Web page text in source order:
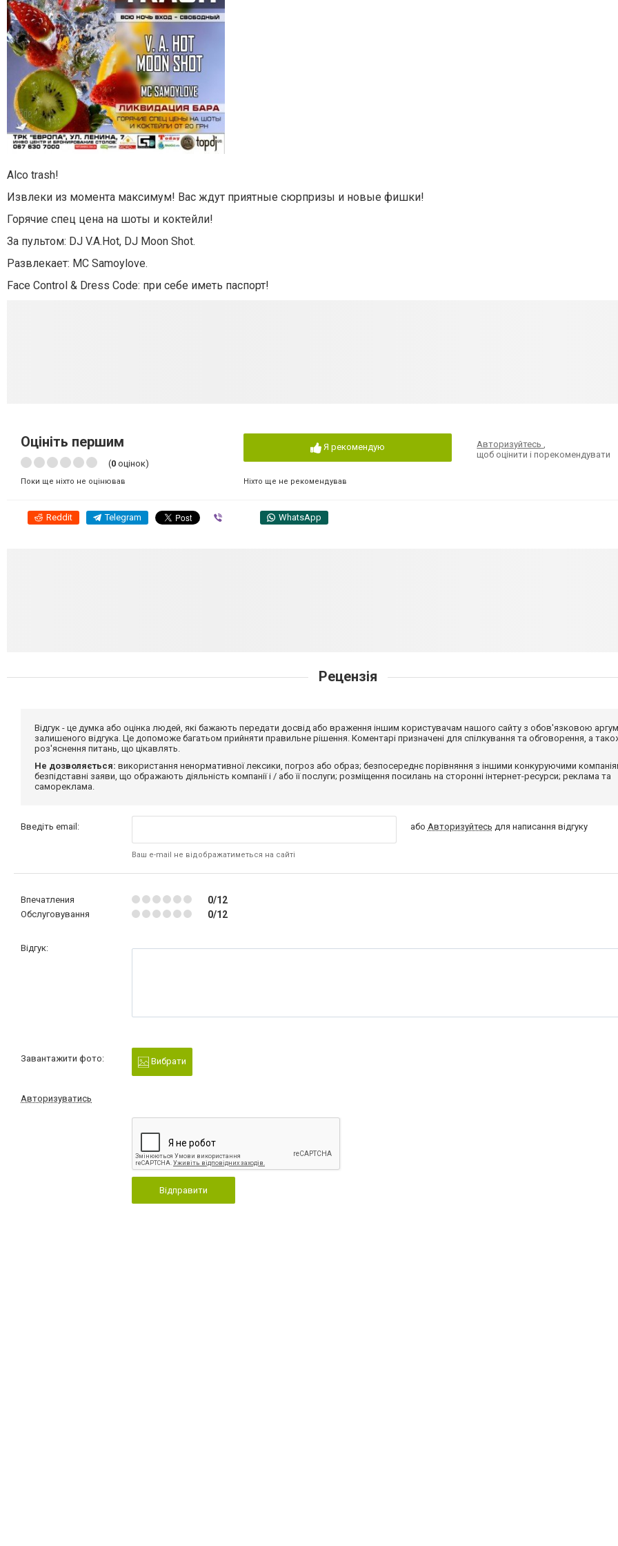
Alco trash!
Извлеки из момента максимум! Вас ждут приятные сюрпризы и новые фишки!
Горячие спец цена на шоты и коктейли!
За пультом: DJ V.A.Hot, DJ Moon Shot.
Развлекает: MC Samoylove.
Face Control & Dress Code: при себе иметь паспорт!
Оцініть першим
(0 оцінок)
Поки ще ніхто не оцінював
Я рекомендую
Ніхто ще не рекомендував
Авторизуйтесь,
щоб оцінити і порекомендувати
Reddit Telegram WhatsApp
Рецензія
Відгук - це думка або оцінка людей, які бажають передати досвід або враження іншим користувачам нашого сайту з обов'язковою
залишеного відгука. Це допоможе багатьом прийняти правильне рішення. Коментарі призначені для спілкування та обговорення, а
роз'яснення питань, що цікавлять.
Не дозволяється: використання ненормативної лексики, погроз або образ; безпосереднє порівняння з іншими конкуруючими
безпідставні заяви, що ображають діяльність компанії і / або її послуги; розміщення посилань на сторонні інтернет-ресурси; реклама та
самореклама.
Введіть email:
Ваш e-mail не відображатиметься на сайті
або Авторизуйтесь для написання відгуку
Впечатления 0/12
Обслуговування 0/12
Відгук:
Завантажити фото: Вибрати
Авторизуватись
Відправити